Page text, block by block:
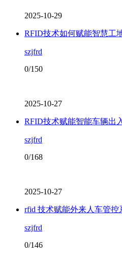
2025-10-29
RFID技术如何赋能智慧工
szjfrd
0/150
2025-10-27
RFID技术赋能智能车辆出
szjfrd
0/168
2025-10-27
rfid 技术赋能外来人车管控
szjfrd
0/146